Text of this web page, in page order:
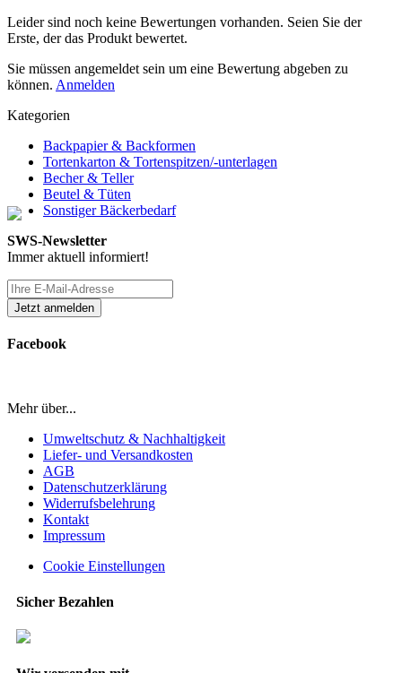
Leider sind noch keine Bewertungen vorhanden. Seien Sie der
Erste, der das Produkt bewertet.
Sie müssen angemeldet sein um eine Bewertung abgeben zu
können. Anmelden
Kategorien
Backpapier & Backformen
Tortenkarton & Tortenspitzen/-unterlagen
Becher & Teller
Beutel & Tüten
Sonstiger Bäckerbedarf
SWS-Newsletter
Immer aktuell informiert!
Facebook
Mehr über...
Umweltschutz & Nachhaltigkeit
Liefer- und Versandkosten
AGB
Datenschutzerklärung
Widerrufsbelehrung
Kontakt
Impressum
Cookie Einstellungen
Sicher Bezahlen